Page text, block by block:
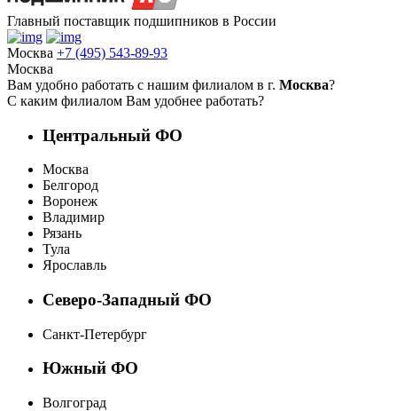
Главный поставщик подшипников в России
Москва +7 (495) 543-89-93
Москва
Вам удобно работать с нашим филиалом в г. Москва?
С каким филиалом Вам удобнее работать?
Центральный ФО
Москва
Белгород
Воронеж
Владимир
Рязань
Тула
Ярославль
Северо-Западный ФО
Санкт-Петербург
Южный ФО
Волгоград